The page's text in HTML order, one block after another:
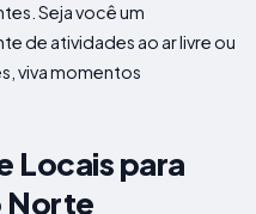
Seja você um
de atividades ao ar livre ou
viva momentos
Locais para
Norte